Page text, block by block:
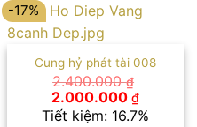
-17%
Cung hỷ phát tài 008
2.400.000₫
Giá
gốc
2.000.000 ₫Giá
hiện
Tiết kiệm: 16.7%